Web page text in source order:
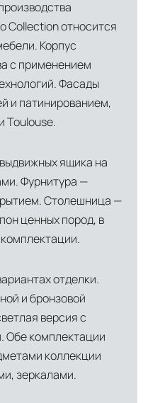
ключевых
центр для
база для
рынка
— расширенная
Collection относится
Корпус
с применением
Фасады
и патинированием,
Toulouse.
ящика на
Фурнитура —
Столешница —
ценных пород, в
отделки.
и бронзовой
версия с
Обе комплектации
коллекции
зеркалами.